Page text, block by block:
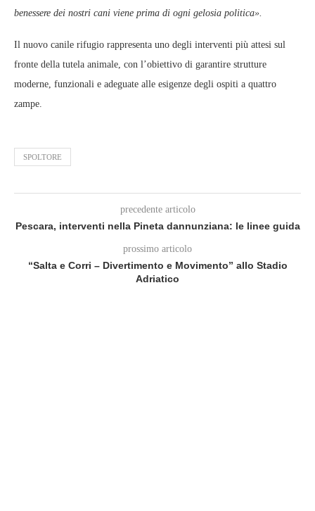
benessere dei nostri cani viene prima di ogni gelosia politica».
Il nuovo canile rifugio rappresenta uno degli interventi più attesi sul
fronte della tutela animale, con l’obiettivo di garantire strutture
moderne, funzionali e adeguate alle esigenze degli ospiti a quattro
zampe.
SPOLTORE
precedente articolo
Pescara, interventi nella Pineta dannunziana: le linee guida
prossimo articolo
“Salta e Corri – Divertimento e Movimento” allo Stadio
Adriatico